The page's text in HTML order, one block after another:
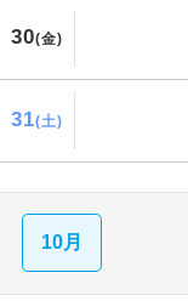
30(金)
31(土)
10月